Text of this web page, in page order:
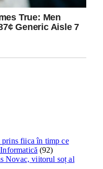
prins fiica în timp ce
(92)
Novac, viitorul soț al